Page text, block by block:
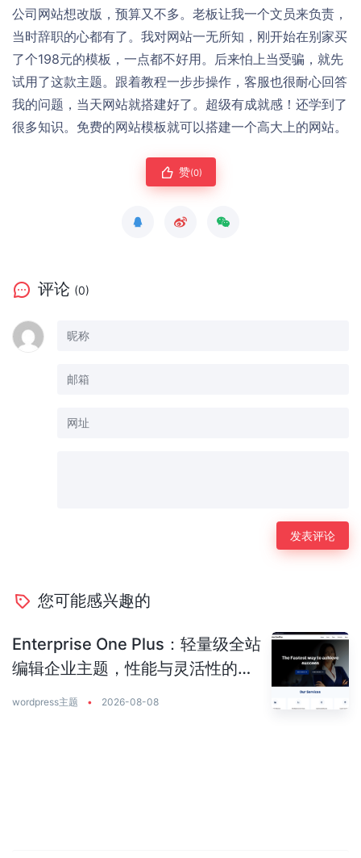
公司网站想改版，预算又不多。老板让我一个文员来负责，
当时辞职的心都有了。我对网站一无所知，刚开始在别家买
了个198元的模板，一点都不好用。后来怕上当受骗，就先
试用了这款主题。跟着教程一步步操作，客服也很耐心回答
我的问题，当天网站就搭建好了。超级有成就感！还学到了
很多知识。免费的网站模板就可以搭建一个高大上的网站。
赞(0)
评论 (0)
您可能感兴趣的
Enterprise One Plus：轻量级全站
编辑企业主题，性能与灵活性的完
wordpress主题 • 2026-08-08